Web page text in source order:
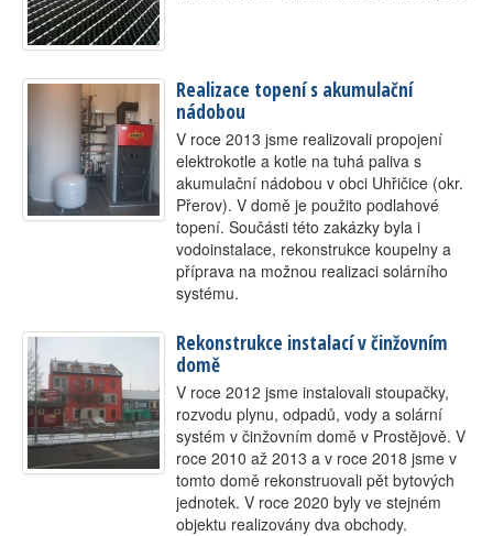
Realizace topení s akumulační
nádobou
V roce 2013 jsme realizovali propojení
elektrokotle a kotle na tuhá paliva s
akumulační nádobou v obci Uhřičice (okr.
Přerov). V domě je použito podlahové
topení. Součásti této zakázky byla i
vodoinstalace, rekonstrukce koupelny a
příprava na možnou realizaci solárního
systému.
Rekonstrukce instalací v činžovním
domě
V roce 2012 jsme instalovali stoupačky,
rozvodu plynu, odpadů, vody a solární
systém v činžovním domě v Prostějově. V
roce 2010 až 2013 a v roce 2018 jsme v
tomto domě rekonstruovali pět bytových
jednotek. V roce 2020 byly ve stejném
objektu realizovány dva obchody.